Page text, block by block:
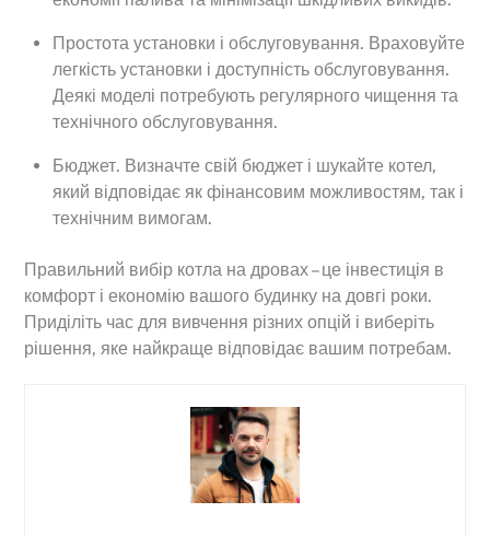
Простота установки і обслуговування. Враховуйте
легкість установки і доступність обслуговування.
Деякі моделі потребують регулярного чищення та
технічного обслуговування.
Бюджет. Визначте свій бюджет і шукайте котел,
який відповідає як фінансовим можливостям, так і
технічним вимогам.
Правильний вибір котла на дровах – це інвестиція в
комфорт і економію вашого будинку на довгі роки.
Приділіть час для вивчення різних опцій і виберіть
рішення, яке найкраще відповідає вашим потребам.